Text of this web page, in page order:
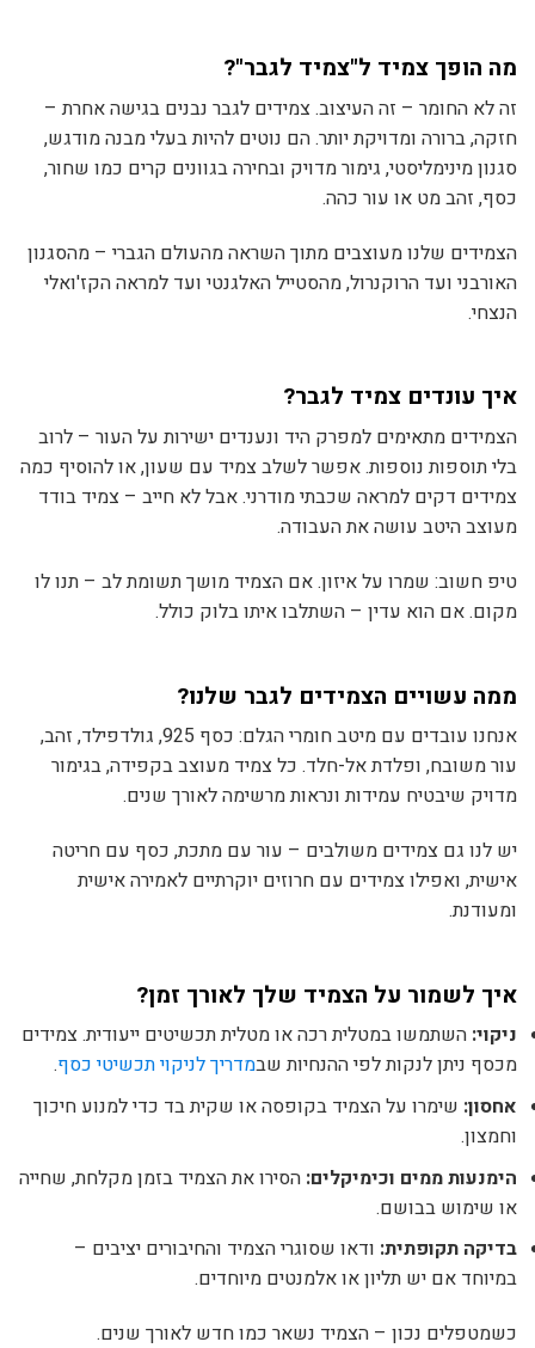
מה הופך צמיד ל"צמיד לגבר"?
זה לא החומר – זה העיצוב. צמידים לגבר נבנים בגישה אחרת –
חזקה, ברורה ומדויקת יותר. הם נוטים להיות בעלי מבנה מודגש,
סגנון מינימליסטי, גימור מדויק ובחירה בגוונים קרים כמו שחור,
כסף, זהב מט או עור כהה.
הצמידים שלנו מעוצבים מתוך השראה מהעולם הגברי – מהסגנון
האורבני ועד הרוקנרול, מהסטייל האלגנטי ועד למראה הקז'ואלי
הנצחי.
איך עונדים צמיד לגבר?
הצמידים מתאימים למפרק היד ונענדים ישירות על העור – לרוב
בלי תוספות נוספות. אפשר לשלב צמיד עם שעון, או להוסיף כמה
צמידים דקים למראה שכבתי מודרני. אבל לא חייב – צמיד בודד
מעוצב היטב עושה את העבודה.
טיפ חשוב: שמרו על איזון. אם הצמיד מושך תשומת לב – תנו לו
מקום. אם הוא עדין – השתלבו איתו בלוק כולל.
ממה עשויים הצמידים לגבר שלנו?
אנחנו עובדים עם מיטב חומרי הגלם: כסף 925, גולדפילד, זהב,
עור משובח, ופלדת אל-חלד. כל צמיד מעוצב בקפידה, בגימור
מדויק שיבטיח עמידות ונראות מרשימה לאורך שנים.
יש לנו גם צמידים משולבים – עור עם מתכת, כסף עם חריטה
אישית, ואפילו צמידים עם חרוזים יוקרתיים לאמירה אישית
ומעודנת.
איך לשמור על הצמיד שלך לאורך זמן?
ניקוי: השתמשו במטלית רכה או מטלית תכשיטים ייעודית. צמידים
מכסף ניתן לנקות לפי ההנחיות שבמדריך לניקוי תכשיטי כסף.
אחסון: שימרו על הצמיד בקופסה או שקית בד כדי למנוע חיכוך
וחמצון.
הימנעות ממים וכימיקלים: הסירו את הצמיד בזמן מקלחת, שחייה
או שימוש בבושם.
בדיקה תקופתית: ודאו שסוגרי הצמיד והחיבורים יציבים –
במיוחד אם יש תליון או אלמנטים מיוחדים.
כשמטפלים נכון – הצמיד נשאר כמו חדש לאורך שנים.